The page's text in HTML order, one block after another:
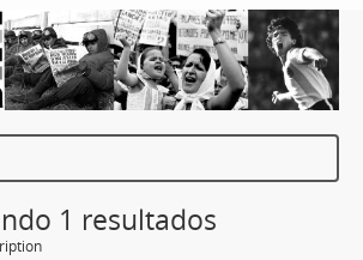
1 resultados